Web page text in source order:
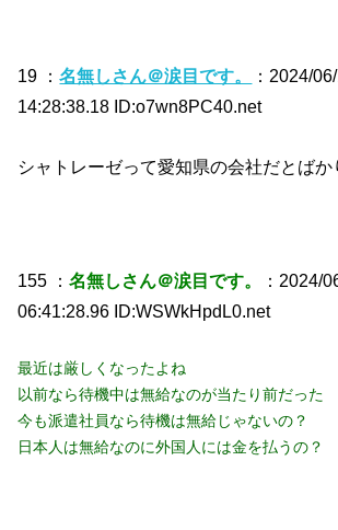
19 ：名無しさん＠涙目です。
：2024/
14:28:38.18 ID:o7wn8PC40.net
シャトレーゼって愛知県の会社だとばか
155 ：名無しさん＠涙目です。
：2024/
06:41:28.96 ID:WSWkHpdL0.net
最近は厳しくなったよね
以前なら待機中は無給なのが当たり前だった
今も派遣社員なら待機は無給じゃないの？
日本人は無給なのに外国人には金を払うの？